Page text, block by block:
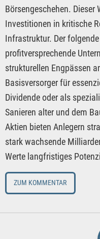
Börsengeschehen.
Investitionen in kritische
Infrastruktur. Der
profitversprechende
strukturellen Engpässen
Basisversorger für
Dividende oder als
Sanieren alter und dem
Aktien bieten Anlegern
stark wachsende
Werte langfristiges
ZUM KOMMENTAR